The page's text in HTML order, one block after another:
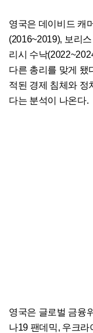
영국은 데이비드 캐
(2016~2019), 보리
리시 수낙
다른 총리를 맞게 됐
적된 경제 침체와 정
다는 분석이 나온다.
영국은 글로벌 금융
나19 팬데믹, 우크라